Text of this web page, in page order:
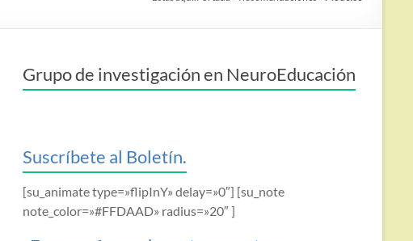
Grupo de investigación en NeuroEducación
Suscríbete al Boletín.
[su_animate type=»flipInY» delay=»0″] [su_note
note_color=»#FFDAAD» radius=»20″ ]